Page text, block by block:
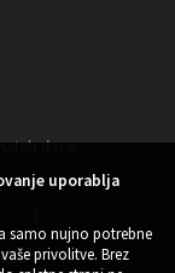
d.o.o.
|
uporablja
samo nujno potrebne
privolitve. Brez